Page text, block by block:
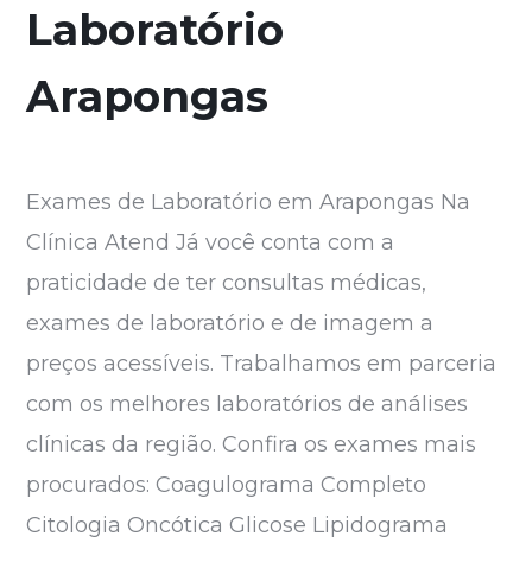
Laboratório
Arapongas
Exames de Laboratório em Arapongas Na
Clínica Atend Já você conta com a
praticidade de ter consultas médicas,
exames de laboratório e de imagem a
preços acessíveis. Trabalhamos em parceria
com os melhores laboratórios de análises
clínicas da região. Confira os exames mais
procurados: Coagulograma Completo
Citologia Oncótica Glicose Lipidograma